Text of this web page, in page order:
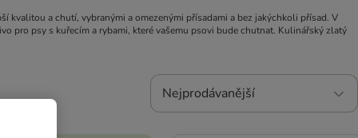
kvalitou a chutí, vybranými a omezenými přísadami a bez jakýchkoli přísad. V
pro psy s kuřecím a rybami, které vašemu psovi bude chutnat. Kulinářský zlatý
Nejprodávanější